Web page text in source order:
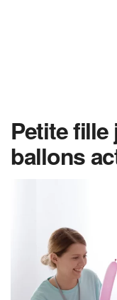
Petite fille
ballons